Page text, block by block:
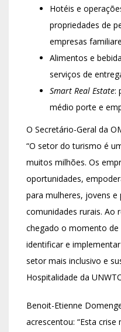
Hotéis e
propriedades de
empresas
Alimentos e
serviços de
Smart Real Estate:
médio porte e
O Secretário-Geral da
“O setor do turismo é
muitos milhões. Os
oportunidades,
para mulheres, jovens e
comunidades rurais.
chegado o momento de
identificar e
setor mais inclusivo e
Hospitalidade da
Benoit-Etienne
acrescentou: “Esta